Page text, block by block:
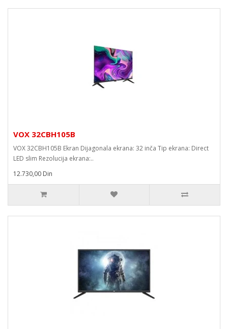
VOX 32CBH105B
VOX 32CBH105B Ekran Dijagonala ekrana: 32 inča Tip ekrana: Direct
LED slim Rezolucija ekrana:..
12.730,00 Din